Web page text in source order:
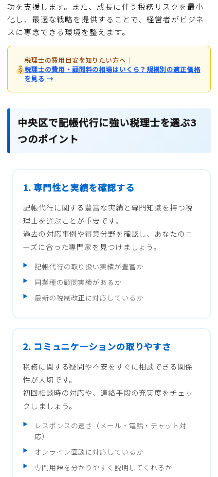
功を支援します。また、成長に伴う税務リスクを最小
化し、最適な戦略を提供することで、経営者がビジネ
スに専念できる環境を整えます。
税理士の費用目安を知りたい方へ ｜
税理士の費用・顧問料の相場はいくら？規模別の適正価格
を見る →
中央区で記帳代行に強い税理士を選ぶ3
つのポイント
1. 専門性と実績を確認する
記帳代行に関する豊富な実績と専門知識を持つ税
理士を選ぶことが重要です。
過去の対応事例や得意分野を確認し、あなたのニ
ーズに合った専門家を見つけましょう。
記帳代行の取り扱い実績が豊富か
同業種の顧問実績があるか
最新の税制改正に対応しているか
2. コミュニケーションの取りやすさ
税務に関する疑問や不安をすぐに相談できる関係
性が大切です。
初回相談時の対応や、連絡手段の充実度をチェッ
クしましょう。
レスポンスの速さ（メール・電話・チャット対
応）
オンライン面談に対応しているか
専門用語を分かりやすく説明してくれるか